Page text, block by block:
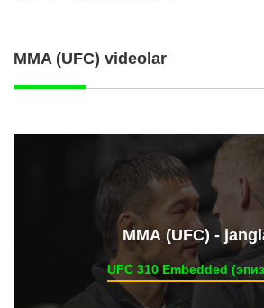
MMA (UFC) videolar
ММА (UFC) -
UFC 310 Embedded